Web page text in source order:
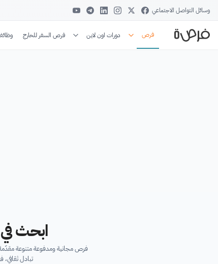
وسائل التواصل الاجتماعي
فرص دورات اون لاين فرص السفر للخارج
ابحث في
فرص مجانية ومدفوعة متنوعة
تبادل